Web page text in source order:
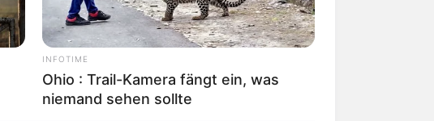
INFOTIME
Ohio : Trail-Kamera fängt ein, was
niemand sehen sollte